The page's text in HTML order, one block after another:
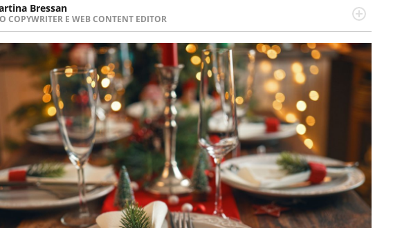
Bressan
COPYWRITER E WEB CONTENT EDITOR
di viaggi, di trail running e di yoga, ama scoprire nuovi posti e
culture. Curiosa, determinata e intraprendente adora leggere ma
scrivere.